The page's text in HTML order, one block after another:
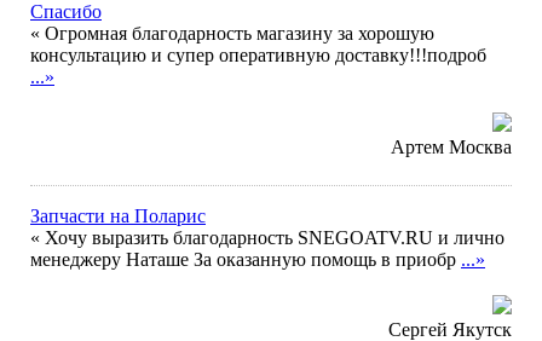
Спасибо
« Огромная благодарность магазину за хорошую
консультацию и супер оперативную доставку!!!подроб
...»
Артем Москва
Запчасти на Поларис
« Хочу выразить благодарность SNEGOATV.RU и лично
менеджеру Наташе За оказанную помощь в приобр ...»
Сергей Якутск